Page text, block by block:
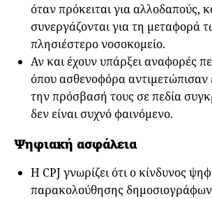
όταν πρόκειται για αλλοδαπούς,
συνεργάζονται για τη μεταφορά
πλησιέστερο νοσοκομείο.
Αν και έχουν υπάρξει αναφορές
όπου ασθενοφόρα αντιμετώπισαν
την πρόσβασή τους σε πεδία
δεν είναι συχνό φαινόμενο.
Ψηφιακή ασφάλεια
Η CPJ γνωρίζει ότι ο κίνδυνος
παρακολούθησης